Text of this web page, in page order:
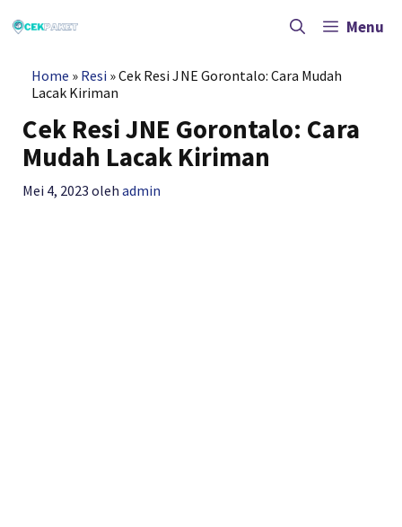
ke
Menu
Home » Resi »Cek Resi JNE Gorontalo: Cara Mudah
Lacak Kiriman
Cek Resi JNE Gorontalo: Cara
Mudah Lacak Kiriman
Mei 4, 2023 olehadmin